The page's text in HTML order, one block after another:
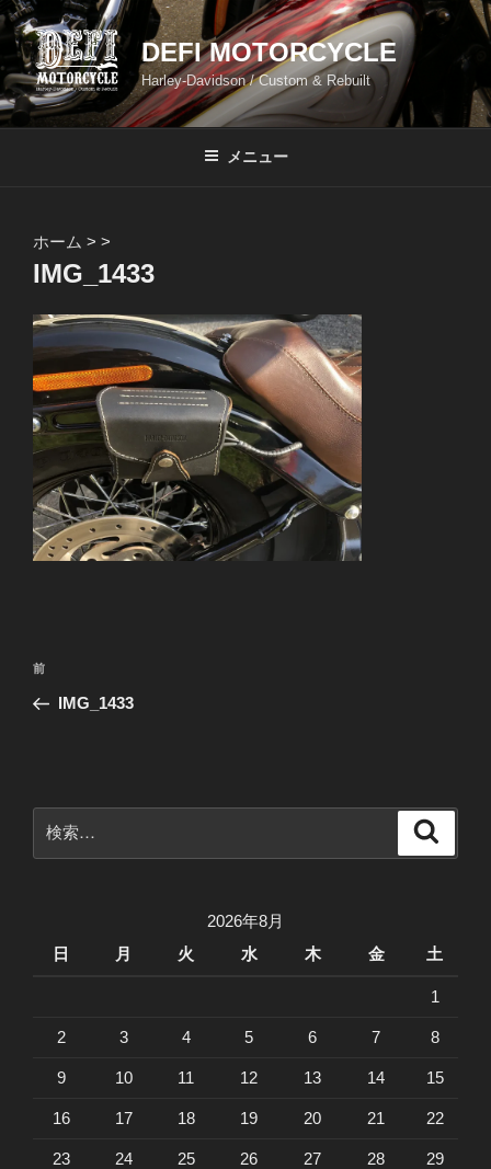
コ
ン
テ
ン
ツ
DEFI MOTORCYCLE
Harley-Davidson / Custom & Rebuilt
メニュー
ホーム > >
IMG_1433
投
ナ
ー
シ
前
の
前
IMG_1433
索:
2026年8月
日
月 火 水 木 金 土
1
2 3 4 5 6 7 8
9 10 11 12 13 14 15
16 17 18 19 20 21 22
23 24 25 26 27 28 29